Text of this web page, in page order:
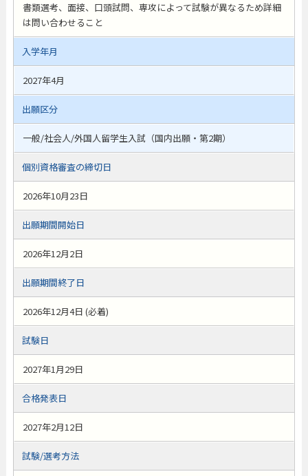
書類選考、面接、口頭試問、専攻によって試験が異なるため詳細
は問い合わせること
入学年月
2027年4月
出願区分
一般/社会人/外国人留学生入試（国内出願・第2期）
個別資格審査の締切日
2026年10月23日
出願期間開始日
2026年12月2日
出願期間終了日
2026年12月4日 (必着)
試験日
2027年1月29日
合格発表日
2027年2月12日
試験/選考方法